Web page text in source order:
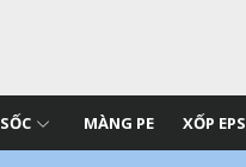
MÀNG PE XỐP EPS